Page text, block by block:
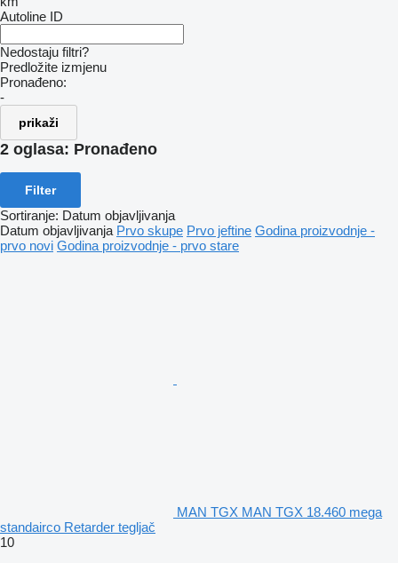
Autoline ID
Nedostaju filtri?
Predložite izmjenu
Pronađeno:
-
prikaži
2 oglasa: Pronađeno
Filter
Sortiranje: Datum objavljivanja
Datum objavljivanja Prvo skupe Prvo jeftine Godina proizvodnje -
prvo novi Godina proizvodnje - prvo stare
MAN TGX MAN TGX 18.460 mega
standairco Retarder tegljač
10